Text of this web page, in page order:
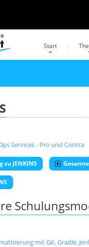
Start
Services - Pro und Contra
JENKINS
mit Git, Gradle,